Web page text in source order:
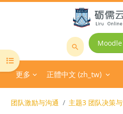
搜
課
程
更多 正體中文 ‎(zh_tw)‎
開啟課程索引
团队激励与沟通 主题3 团队决策